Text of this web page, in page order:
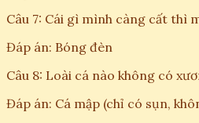
Câu 7: Cái gì mình càng cất thì
Đáp án: Bóng đèn
Câu 8: Loài cá nào không có
Đáp án: Cá mập (chỉ có sụn,